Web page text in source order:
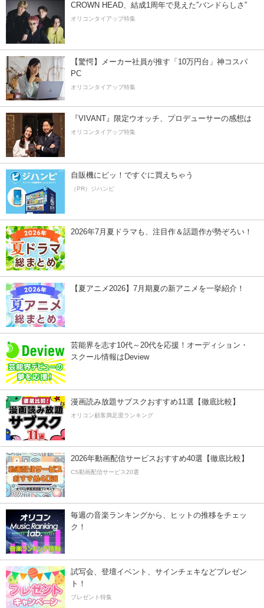
CROWN HEAD、結成1周年で見えた”バンドらしさ”
オリコンタイアップ特集
【驚愕】メーカー社員が推す「10万円台」神コスパ
PC
オリコンタイアップ特集
『VIVANT』限定ウオッチ、プロデューサーの感想は
オリコンタイアップ特集
自販機にピッ！ですぐに買えちゃう
（PR）ジハンピ
2026年7月夏ドラマも、注目作＆話題作が勢ぞろい！
【夏アニメ2026】7月期夏の新アニメを一挙紹介！
芸能界を志す10代～20代を応援！オーディション・
スクール情報はDeview
漫画読み放題サブスクおすすめ11選【徹底比較】
オリコン顧客満足度ランキング
2026年動画配信サービスおすすめ40選【徹底比較】
CS動画配信サービス20選
毎週の音楽ランキングから、ヒットの推移をチェッ
ク！
試写会、登壇イベント、サインチェキなどプレゼン
ト！
プレゼント特集